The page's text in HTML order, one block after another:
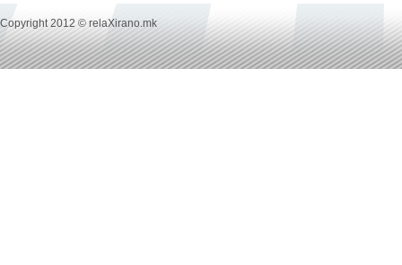
Copyright 2012 © relaXirano.mk